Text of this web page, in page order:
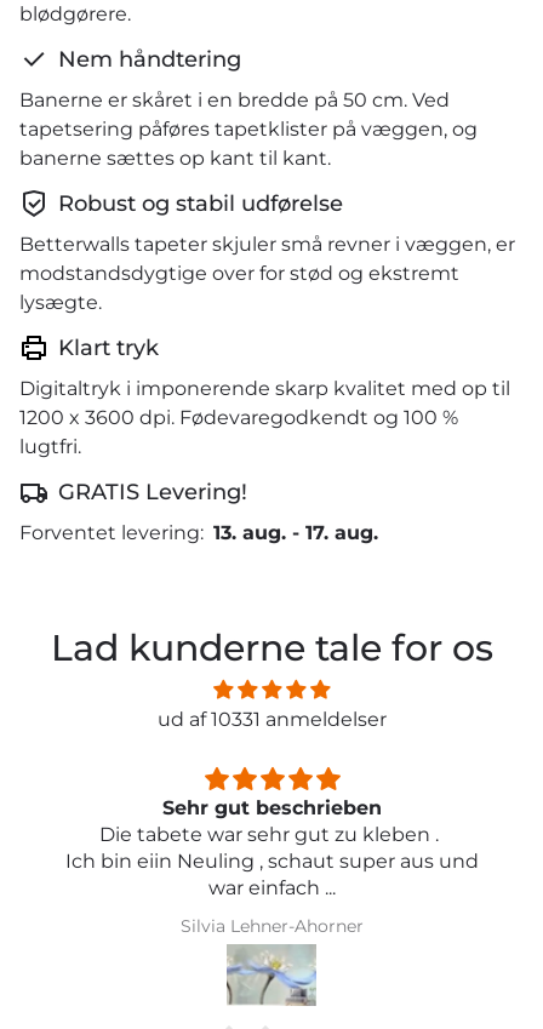
blødgørere.
Nem håndtering
Banerne er skåret i en bredde på 50 cm. Ved
tapetsering påføres tapetklister på væggen, og
banerne sættes op kant til kant.
Robust og stabil udførelse
Betterwalls tapeter skjuler små revner i væggen, er
modstandsdygtige over for stød og ekstremt
lysægte.
Klart tryk
Digitaltryk i imponerende skarp kvalitet med op til
1200 x 3600 dpi. Fødevaregodkendt og 100 %
lugtfri.
GRATIS Levering!
Forventet levering: 13. aug. - 17. aug.
Lad kunderne tale for os
ud af 10331 anmeldelser
Sehr schön und von toller Qualität
Iris Griese